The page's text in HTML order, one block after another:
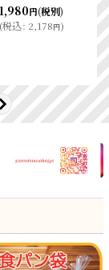
1,980円(税別)
(税込: 2,178円)